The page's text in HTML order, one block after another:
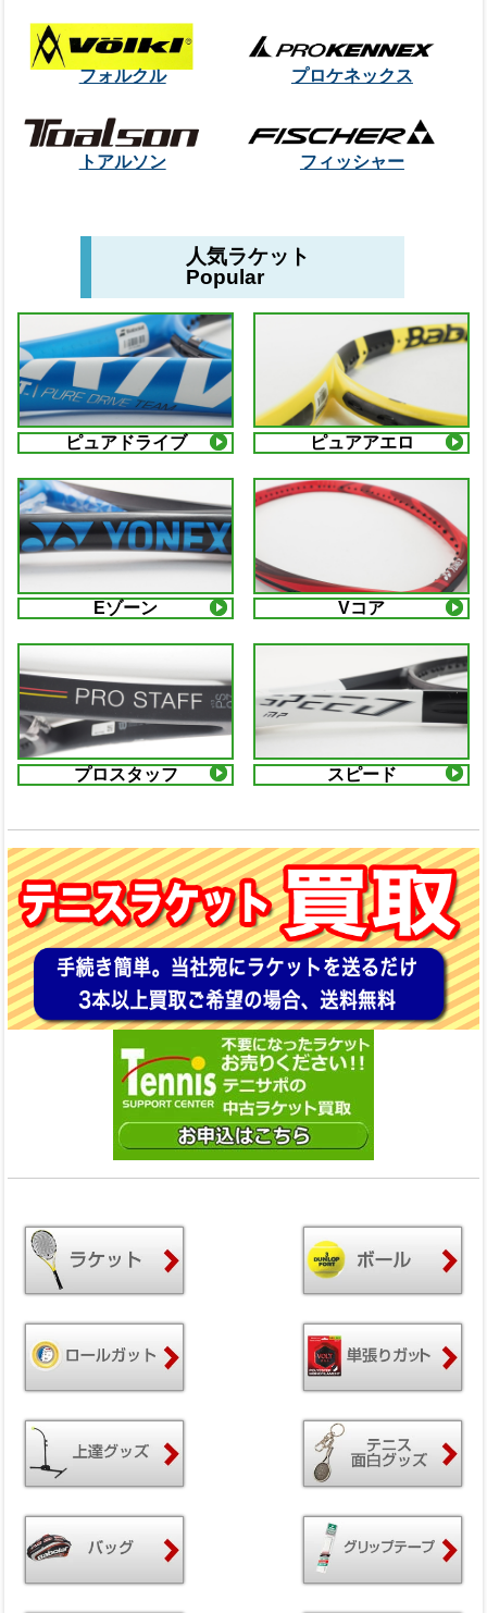
フォルクル プロケネックス
トアルソン フィッシャー
人気ラケット
Popular
ピュアドライブ ピュアアエロ
Eゾーン Vコア
プロスタッフ スピード